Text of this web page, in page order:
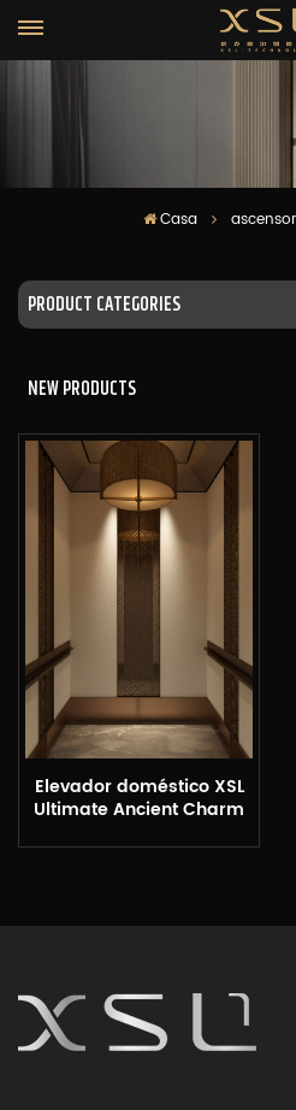
Casa
PRODUCT CATEGORIES
NEW PRODUCTS
Elevador doméstico XSL
Ultimate Ancient Charm